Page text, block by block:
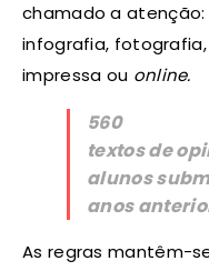
chamado a
infografia,
impressa ou online.
560
textos de
alunos
anos
As regras mantêm-